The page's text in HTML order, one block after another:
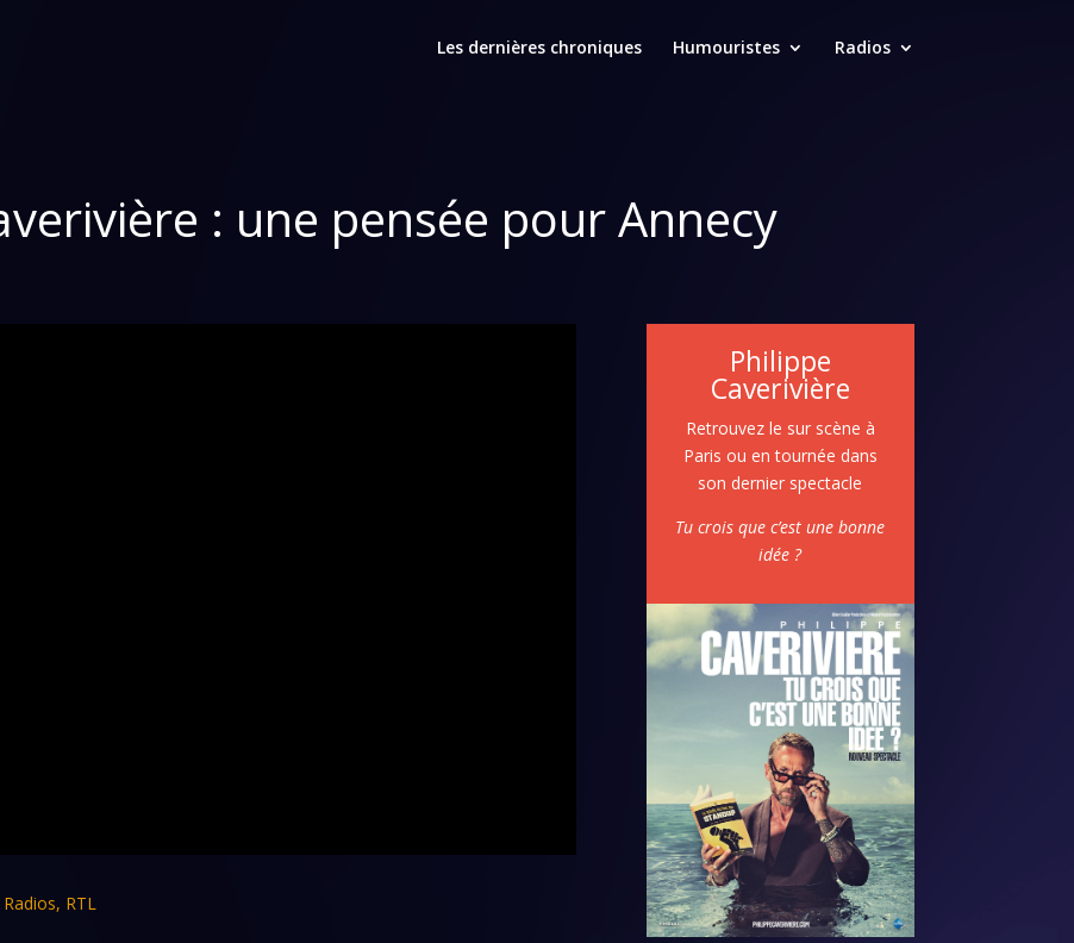
Les dernières chroniques Humouristes Radios
: une pensée pour Annecy
Radios, RTL
Philippe
Caverivière
Retrouvez le sur scène à
Paris ou en tournée dans
son dernier spectacle
Tu crois que c’est une bonne
idée ?